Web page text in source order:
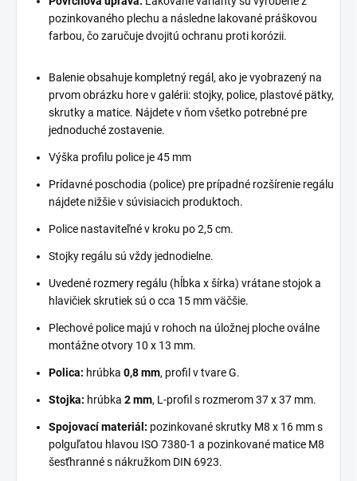
pozinkovaného plechu a následne lakované práškovou
farbou, čo zaručuje dvojitú ochranu proti korózii.
Balenie obsahuje kompletný regál, ako je vyobrazený na
prvom obrázku hore v galérii: stojky, police, plastové pätky,
skrutky a matice. Nájdete v ňom všetko potrebné pre
jednoduché zostavenie.
Výška profilu police je 45 mm
Prídavné poschodia (police) pre prípadné rozšírenie regálu
nájdete nižšie v súvisiacich produktoch.
Police nastaviteľné v kroku po 2,5 cm.
Stojky regálu sú vždy jednodielne.
Uvedené rozmery regálu (hĺbka x šírka) vrátane stojok a
hlavičiek skrutiek sú o cca 15 mm väčšie.
Plechové police majú v rohoch na úložnej ploche oválne
montážne otvory 10 x 13 mm.
Polica: hrúbka 0,8 mm, profil v tvare G.
Stojka: hrúbka 2 mm, L-profil s rozmerom 37 x 37 mm.
Spojovací materiál: pozinkované skrutky M8 x 16 mm s
polguľatou hlavou ISO 7380-1 a pozinkované matice M8
šesťhranné s nákružkom DIN 6923.